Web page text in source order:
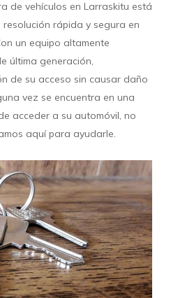
de vehículos en Larraskitu está
rápida y segura en
un equipo altamente
última generación,
de su acceso sin causar daño
vez se encuentra en una
acceder a su automóvil, no
aquí para ayudarle.